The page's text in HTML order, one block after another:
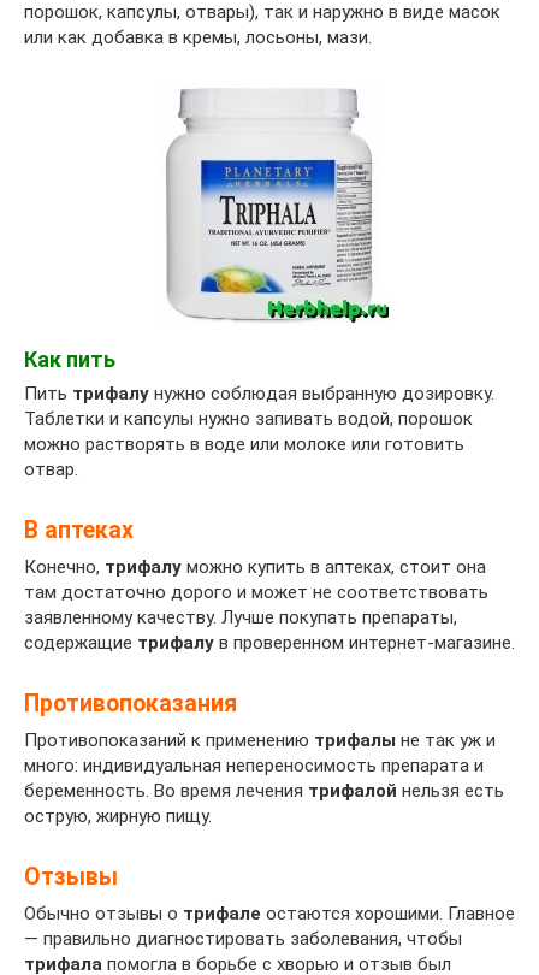
порошок, капсулы, отвары), так и наружно в виде масок
или как добавка в кремы, лосьоны, мази.
Как пить
Пить трифалу нужно соблюдая выбранную дозировку.
Таблетки и капсулы нужно запивать водой, порошок
можно растворять в воде или молоке или готовить
отвар.
В аптеках
Конечно, трифалу можно купить в аптеках, стоит она
там достаточно дорого и может не соответствовать
заявленному качеству. Лучше покупать препараты,
содержащие трифалу в проверенном интернет-магазине.
Противопоказания
Противопоказаний к применению трифалы не так уж и
много: индивидуальная непереносимость препарата и
беременность. Во время лечения трифалой нельзя есть
острую, жирную пищу.
Отзывы
Обычно отзывы о трифале остаются хорошими. Главное
— правильно диагностировать заболевания, чтобы
трифала помогла в борьбе с хворью и отзыв был